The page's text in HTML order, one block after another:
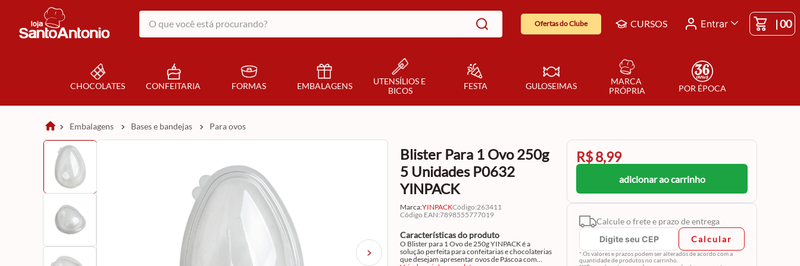
O que você está procurando?
Ofertas do Clube CURSOS Entrar |00
CHOCOLATES CONFEITARIA FORMAS EMBALAGENS
UTENSÍLIOS E
BICOS
FESTA GULOSEIMAS
MARCA
PRÓPRIA
POR ÉPOCA
embalagens bases e bandejas para ovos
Blister Para 1 Ovo 250g
5 Unidades P0632
YINPACK
Marca:YINPACKCódigo:263411
Código EAN:7898555777019
Características do produto
O Blister para 1 Ovo de 250g YINPACK é a
solução perfeita para confeitarias e chocolaterias
que desejam apresentar ovos de Páscoa com
R$ 8,99
adicionar ao carrinho
Calcule o frete e prazo de entrega
Calcular
* Os valores e prazos podem ser alterados de acordo com a
quantidade de produtos no carrinho.